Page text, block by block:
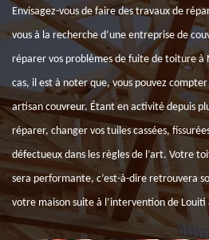
Envisagez-vous de faire des travaux de
vous à la recherche d’une entreprise de
réparer vos problèmes de fuite de toiture à
cas, il est à noter que, vous pouvez
artisan couvreur. Étant en activité depuis
réparer, changer vos tuiles cassées,
défectueux dans les règles de l’art. Votre
sera performante, c’est-à-dire retrouvera
votre maison suite à l’intervention de